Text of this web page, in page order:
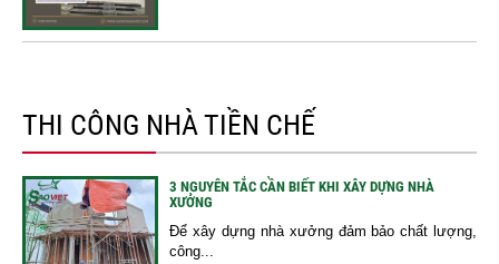
THI CÔNG NHÀ TIỀN CHẾ
3 NGUYÊN TẮC CẦN BIẾT KHI XÂY DỰNG NHÀ
XƯỞNG
Để xây dựng nhà xưởng đảm bảo chất lượng,
công...